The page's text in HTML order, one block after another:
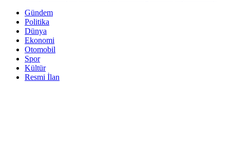
Gündem
Politika
Dünya
Ekonomi
Otomobil
Spor
Kültür
Resmi İlan